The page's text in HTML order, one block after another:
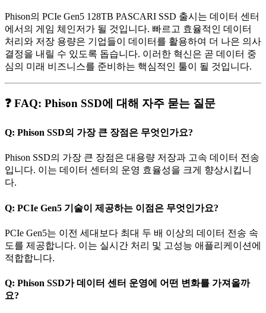
Phison의 PCIe Gen5 128TB PASCARI SSD 출시는 데이터 센터
에서의 게임 체인저가 될 것입니다. 빠르고 효율적인 데이터
처리와 저장 용량은 기업들이 데이터를 활용하여 더 나은 의사
결정을 내릴 수 있도록 돕습니다. 이러한 혁신은 곧 데이터 중
심의 미래 비즈니스를 준비하는 핵심적인 툴이 될 것입니다.
❓ FAQ: Phison SSD에 대해 자주 묻는 질문
Q: Phison SSD의 가장 큰 장점은 무엇인가요?
Phison SSD의 가장 큰 장점은 대용량 저장과 고속 데이터 전송
입니다. 이는 데이터 센터의 운영 효율성을 크게 향상시킵니
다.
Q: PCIe Gen5 기술이 제공하는 이점은 무엇인가요?
PCIe Gen5는 이전 세대보다 최대 두 배 이상의 데이터 전송 속
도를 제공합니다. 이는 실시간 처리 및 고성능 애플리케이션에
적합합니다.
Q: Phison SSD가 데이터 센터 운영에 어떤 변화를 가져올까
요?